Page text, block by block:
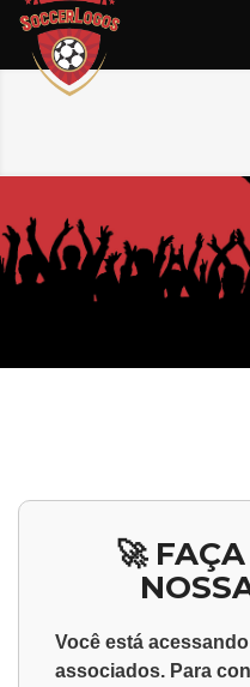
🚀
Você está
associados. Para